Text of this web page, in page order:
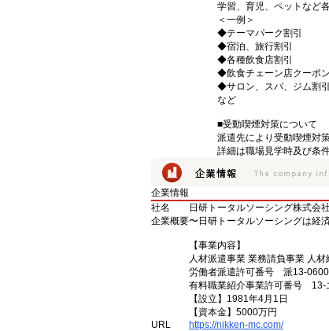
学習、育児、ペットなど
＜一例＞
◆テーマパーク割引
◆宿泊、旅行割引
◆各種飲食店割引
◆飲食チェーン店クーポン
◆サロン、スパ、ジム割引
など
■受動喫煙対策について
派遣先により受動喫煙対
詳細は職場見学時及び条
企業情報
社名
日研トータルソーシング株式会社
企業概要〜日研トータルソーシングは経
【事業内容】
人材派遣事業 業務請負事業 人材
労働者派遣許可番号 派13-
有料職業紹介事業許可番号 13-
【設立】1981年4月1日
【資本金】5000万円
URL
https://nikken-mc.com/